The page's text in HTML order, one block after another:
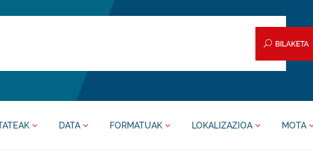
BILAKETA
DATA FORMATUAK LOKALIZAZIOA MOTA